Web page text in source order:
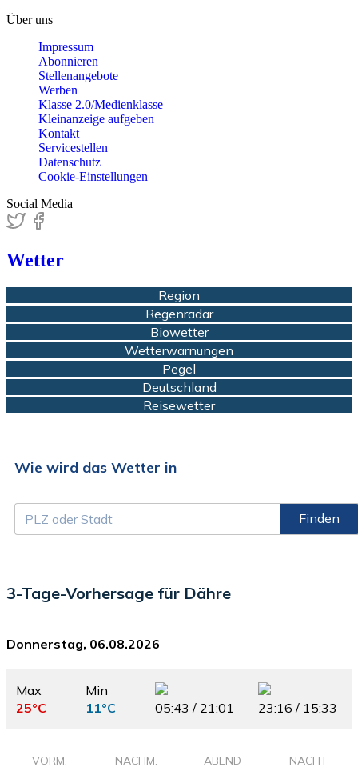
Über uns
Impressum
Abonnieren
Stellenangebote
Werben
Klasse 2.0/Medienklasse
Kleinanzeige aufgeben
Kontakt
Servicestellen
Datenschutz
Cookie-Einstellungen
Social Media
Wetter
Region
Regenradar
Biowetter
Wetterwarnungen
Pegel
Deutschland
Reisewetter
Wie wird das Wetter in
Finden
3-Tage-Vorhersage für Dähre
Donnerstag, 06.08.2026
Max
25°C
Min
11°C
05:43 / 21:01 23:16 / 15:33
VORM. NACHM. ABEND NACHT